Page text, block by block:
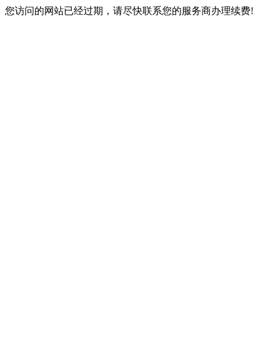
您访问的网站已经过期，请尽快联系您的服务商办理续费!